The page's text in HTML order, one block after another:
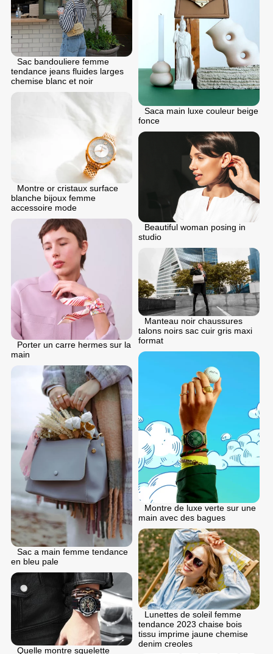
Saca main luxe couleur beige
fonce
Sac bandouliere femme
tendance jeans fluides larges
chemise blanc et noir
Montre or cristaux surface
blanche bijoux femme
accessoire mode
Beautiful woman posing in
studio
Porter un carre hermes sur la
main
Manteau noir chaussures
talons noirs sac cuir gris maxi
format
Montre de luxe verte sur une
main avec des bagues
Sac a main femme tendance
en bleu pale
Lunettes de soleil femme
tendance 2023 chaise bois
tissu imprime jaune chemise
denim creoles
Quelle montre squelette